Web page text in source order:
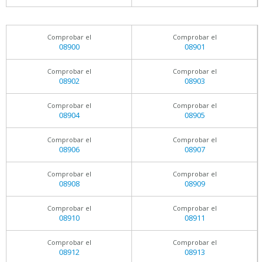
Comprobar el
08900
Comprobar el
08901
Comprobar el
08902
Comprobar el
08903
Comprobar el
08904
Comprobar el
08905
Comprobar el
08906
Comprobar el
08907
Comprobar el
08908
Comprobar el
08909
Comprobar el
08910
Comprobar el
08911
Comprobar el
08912
Comprobar el
08913